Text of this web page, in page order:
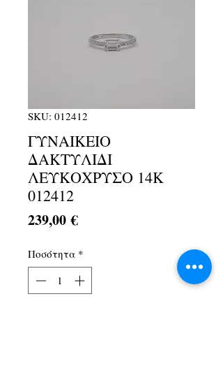
SKU: 012412
ΓΥΝΑΙΚΕΙΟ
ΔΑΚΤΥΛΙΔΙ
ΛΕΥΚΟΧΡΥΣΟ 14Κ
012412
239,00 €Τιμή
Ποσότητα *